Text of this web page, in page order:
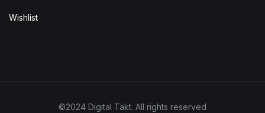
Wishlist
©2024 Digital Takt. All rights reserved